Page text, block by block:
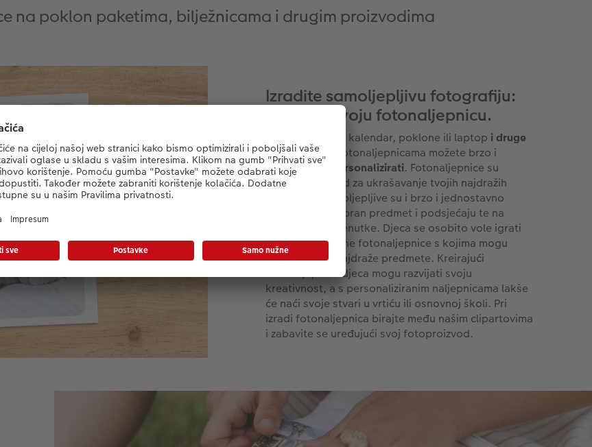
na poklon paketima, bilježnicama i drugim proizvodima
Izradite samoljepljivu fotografiju:
kreirajte svoju fotonaljepnicu.
Svoju bilježnicu, kalendar, poklone ili laptop i druge
drage stvari
s fotonaljepnicama možete brzo i
jednostavno
personalizirati. Fotonaljepnice su
idealan proizvod za ukrašavanje tvojih najdražih
predmeta. Samoljepljive su i brzo i jednostavno
ukrašavaju odabran predmet i podsjećaju te na
nezaboravne trenutke. Djeca se osobito vole igrati
dizajnirajući razne fotonaljepnice s kojima mogu
ukrasiti svoje najdraže predmete. Kreirajući
fotonaljepnice djeca mogu razvijati svoju
kreativnost, a s personaliziranim naljepnicama lakše
će naći svoje stvari u vrtiću ili osnovnoj školi. Pri
izradi fotonaljepnica birajte među našim clipartovima
i zabavite se uređujući svoj fotoproizvod.